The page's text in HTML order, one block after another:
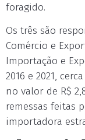
foragido.
Os três são
Comércio e
Importação e
2016 e 2021,
no valor de R$
remessas feitas
importadora